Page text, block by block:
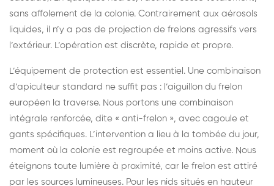
sans affolement de la colonie. Contrairement aux aérosols
liquides, il n’y a pas de projection de frelons agressifs vers
l’extérieur. L’opération est discrète, rapide et propre.
L’équipement de protection est essentiel. Une combinaison
d’apiculteur standard ne suffit pas : l’aiguillon du frelon
européen la traverse. Nous portons une combinaison
intégrale renforcée, dite « anti-frelon », avec cagoule et
gants spécifiques. L’intervention a lieu à la tombée du jour,
moment où la colonie est regroupée et moins active. Nous
éteignons toute lumière à proximité, car le frelon est attiré
par les sources lumineuses. Pour les nids situés en hauteur